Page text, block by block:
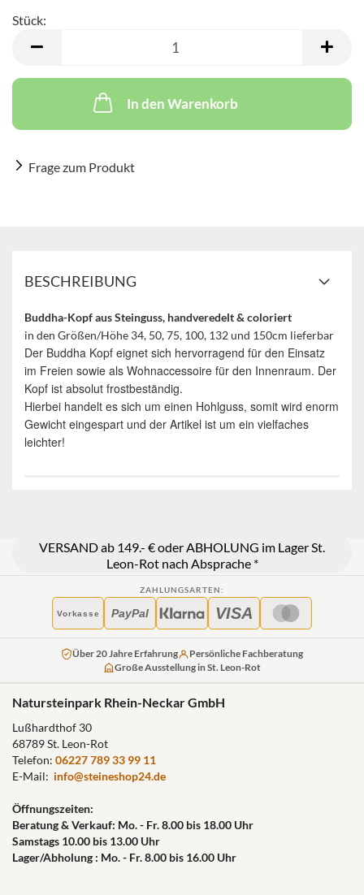
Stück:
In den Warenkorb
Frage zum Produkt
BESCHREIBUNG
Buddha-Kopf aus Steinguss, handveredelt & coloriert
in den Größen/Höhe 34, 50, 75, 100, 132 und 150cm lieferbar
Der Buddha Kopf eignet sich hervorragend für den Einsatz
im Freien sowie als Wohnaccessoire für den Innenraum. Der
Kopf ist absolut frostbeständig.
Hierbei handelt es sich um einen Hohlguss, somit wird enorm
Gewicht eingespart und der Artikel ist um ein vielfaches
leichter!
VERSAND ab 149.- € oder ABHOLUNG im Lager St.
Leon-Rot nach Absprache *
ZAHLUNGSARTEN:
Vorkasse PayPal VISA
Über 20 Jahre Erfahrung
Persönliche Fachberatung
Große Ausstellung in St. Leon-Rot
Natursteinpark Rhein-Neckar GmbH
Lußhardthof 30
68789 St. Leon-Rot
Telefon: 06227 789 33 99 11
E-Mail: info@steineshop24.de
Öffnungszeiten:
Beratung & Verkauf: Mo. - Fr. 8.00 bis 18.00 Uhr
Samstags 10.00 bis 13.00 Uhr
Lager/Abholung : Mo. - Fr. 8.00 bis 16.00 Uhr